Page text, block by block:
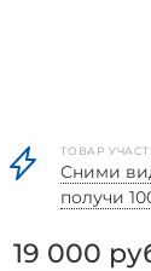
ТОВАР
Cними
получи
19 000